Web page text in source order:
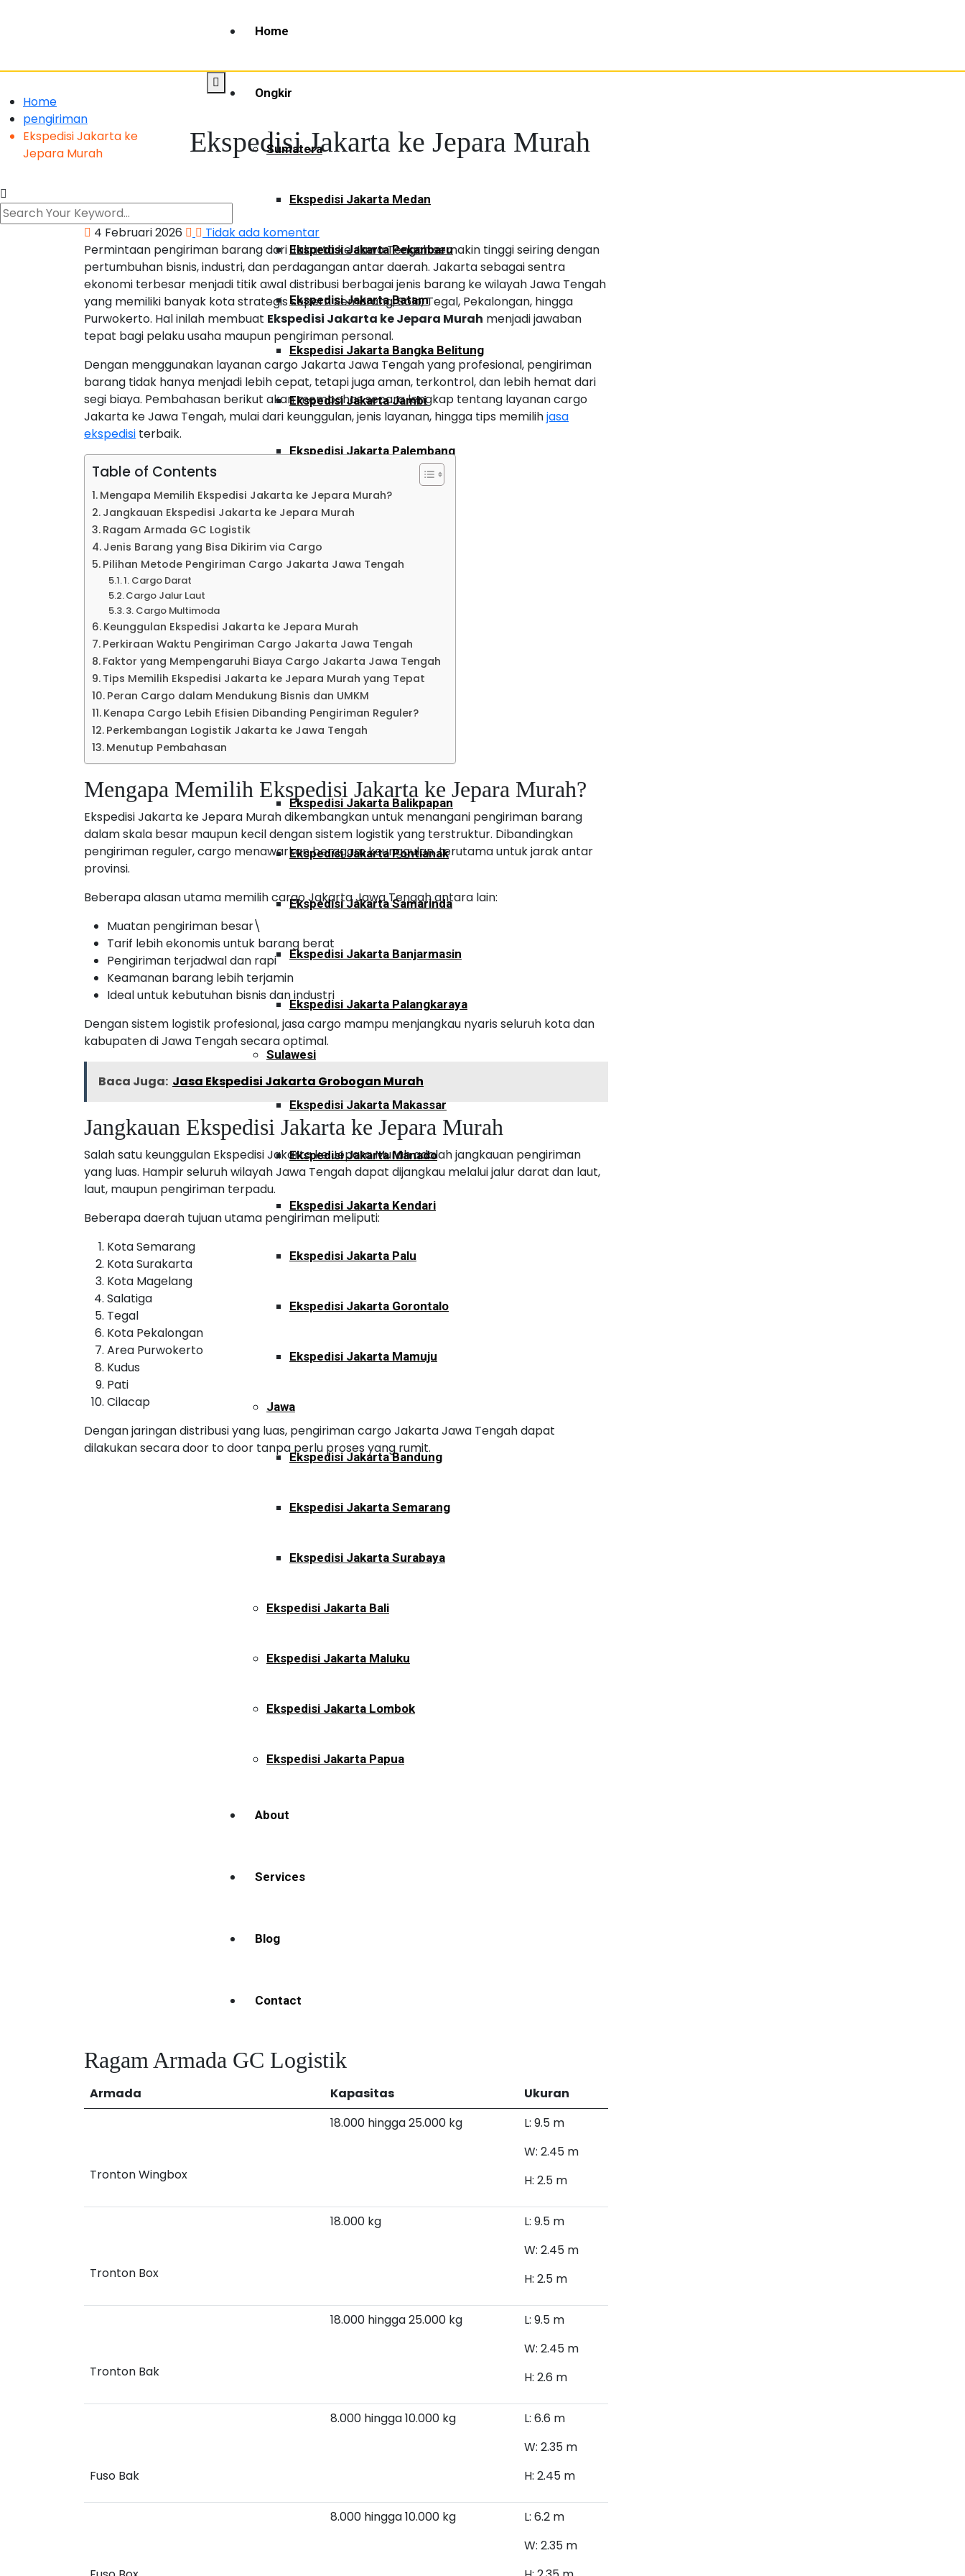
Home
Ongkir
Sumatera
Ekspedisi Jakarta Medan
Ekspedisi Jakarta Pekanbaru
Ekspedisi Jakarta Batam
Ekspedisi Jakarta Bangka Belitung
Ekspedisi Jakarta Jambi
Ekspedisi Jakarta Palembang
Ekspedisi Jakarta Bengkulu
Ekspedisi Jakarta Aceh
Ekspedisi Jakarta Lampung
Kalimantan
Ekspedisi Jakarta Balikpapan
Ekspedisi Jakarta Pontianak
Ekspedisi Jakarta Samarinda
Ekspedisi Jakarta Banjarmasin
Ekspedisi Jakarta Palangkaraya
Sulawesi
Ekspedisi Jakarta Makassar
Ekspedisi Jakarta Manado
Ekspedisi Jakarta Kendari
Ekspedisi Jakarta Palu
Ekspedisi Jakarta Gorontalo
Ekspedisi Jakarta Mamuju
Jawa
Ekspedisi Jakarta Bandung
Ekspedisi Jakarta Semarang
Ekspedisi Jakarta Surabaya
Ekspedisi Jakarta Bali
Ekspedisi Jakarta Maluku
Ekspedisi Jakarta Lombok
Ekspedisi Jakarta Papua
About
Services
Blog
Contact
Home
pengiriman
Ekspedisi Jakarta ke
Jepara Murah
Ekspedisi Jakarta ke Jepara Murah
4 Februari 2026
Tidak ada komentar
Permintaan pengiriman barang dari Jakarta ke Jawa Tengah semakin tinggi seiring dengan
pertumbuhan bisnis, industri, dan perdagangan antar daerah. Jakarta sebagai sentra
ekonomi terbesar menjadi titik awal distribusi berbagai jenis barang ke wilayah Jawa Tengah
yang memiliki banyak kota strategis seperti Semarang, Solo, Tegal, Pekalongan, hingga
Purwokerto. Hal inilah membuat Ekspedisi Jakarta ke Jepara Murah menjadi jawaban
tepat bagi pelaku usaha maupun pengiriman personal.
Dengan menggunakan layanan cargo Jakarta Jawa Tengah yang profesional, pengiriman
barang tidak hanya menjadi lebih cepat, tetapi juga aman, terkontrol, dan lebih hemat dari
segi biaya. Pembahasan berikut akan membahas secara lengkap tentang layanan cargo
Jakarta ke Jawa Tengah, mulai dari keunggulan, jenis layanan, hingga tips memilihjasa
ekspedisi terbaik.
Table of Contents
Mengapa Memilih Ekspedisi Jakarta ke Jepara Murah?
Jangkauan Ekspedisi Jakarta ke Jepara Murah
Ragam Armada GC Logistik
Jenis Barang yang Bisa Dikirim via Cargo
Pilihan Metode Pengiriman Cargo Jakarta Jawa Tengah
1. Cargo Darat
Cargo Jalur Laut
3. Cargo Multimoda
Keunggulan Ekspedisi Jakarta ke Jepara Murah
Perkiraan Waktu Pengiriman Cargo Jakarta Jawa Tengah
Faktor yang Mempengaruhi Biaya Cargo Jakarta Jawa Tengah
Tips Memilih Ekspedisi Jakarta ke Jepara Murah yang Tepat
Peran Cargo dalam Mendukung Bisnis dan UMKM
Kenapa Cargo Lebih Efisien Dibanding Pengiriman Reguler?
Perkembangan Logistik Jakarta ke Jawa Tengah
Menutup Pembahasan
Mengapa Memilih Ekspedisi Jakarta ke Jepara Murah?
Ekspedisi Jakarta ke Jepara Murah dikembangkan untuk menangani pengiriman barang
dalam skala besar maupun kecil dengan sistem logistik yang terstruktur. Dibandingkan
pengiriman reguler, cargo menawarkan beragam keunggulan, terutama untuk jarak antar
provinsi.
Beberapa alasan utama memilih cargo Jakarta Jawa Tengah antara lain:
Muatan pengiriman besar\
Tarif lebih ekonomis untuk barang berat
Pengiriman terjadwal dan rapi
Keamanan barang lebih terjamin
Ideal untuk kebutuhan bisnis dan industri
Dengan sistem logistik profesional, jasa cargo mampu menjangkau nyaris seluruh kota dan
kabupaten di Jawa Tengah secara optimal.
Baca Juga: Jasa Ekspedisi Jakarta Grobogan Murah
Jangkauan Ekspedisi Jakarta ke Jepara Murah
Salah satu keunggulan Ekspedisi Jakarta ke Jepara Murah adalah jangkauan pengiriman
yang luas. Hampir seluruh wilayah Jawa Tengah dapat dijangkau melalui jalur darat dan laut,
laut, maupun pengiriman terpadu.
Beberapa daerah tujuan utama pengiriman meliputi:
Kota Semarang
Kota Surakarta
Kota Magelang
Salatiga
Tegal
Kota Pekalongan
Area Purwokerto
Kudus
Pati
Cilacap
Dengan jaringan distribusi yang luas, pengiriman cargo Jakarta Jawa Tengah dapat
dilakukan secara door to door tanpa perlu proses yang rumit.
Ragam Armada GC Logistik
Armada Kapasitas Ukuran
Tronton Wingbox
18.000 hingga 25.000 kg
L: 9.5 m
W: 2.45 m
H: 2.5 m
Tronton Box
18.000 kg
L: 9.5 m
W: 2.45 m
H: 2.5 m
Tronton Bak
18.000 hingga 25.000 kg
L: 9.5 m
W: 2.45 m
H: 2.6 m
Fuso Bak
8.000 hingga 10.000 kg
L: 6.6 m
W: 2.35 m
H: 2.45 m
8.000 hingga 10.000 kg
L: 6.2 m
W: 2.35 m